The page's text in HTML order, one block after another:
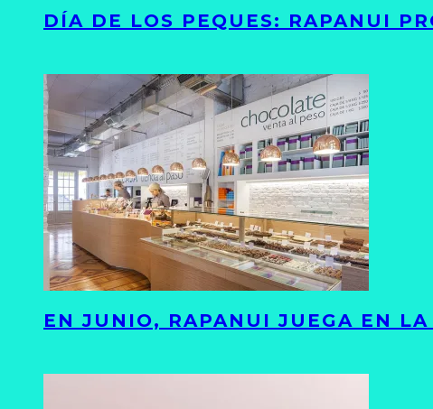
DÍA DE LOS PEQUES: RAPANUI
EN JUNIO, RAPANUI JUEGA EN